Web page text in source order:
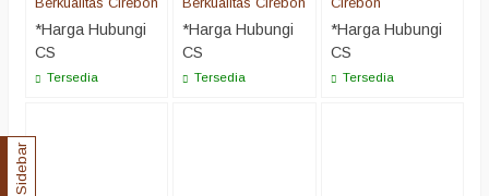
*Harga Hubungi
CS
Tersedia
*Harga Hubungi
CS
Tersedia
*Harga Hubungi
CS
Tersedia
Sidebar